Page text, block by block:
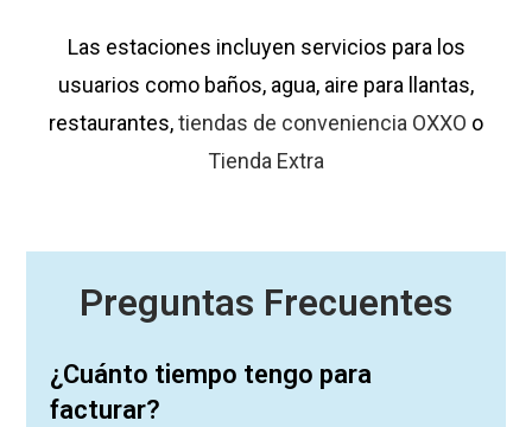
Las estaciones incluyen servicios para los
usuarios como baños, agua, aire para llantas,
restaurantes,tiendas de conveniencia OXXO o
Tienda Extra
Preguntas Frecuentes
¿Cuánto tiempo tengo para
facturar?